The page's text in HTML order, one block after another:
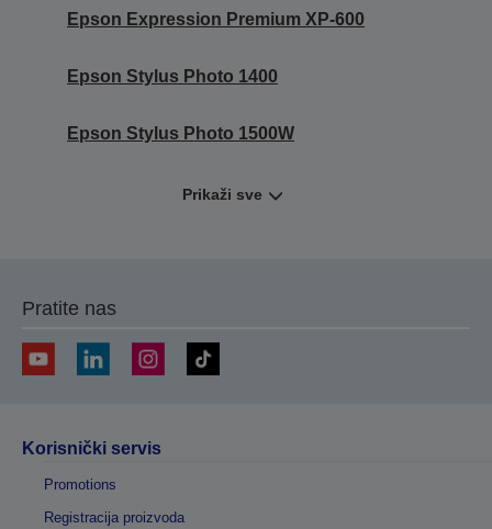
Epson Expression Premium XP-600
Epson Stylus Photo 1400
Epson Stylus Photo 1500W
Prikaži sve
Pratite nas
Korisnički servis
Promotions
Registracija proizvoda